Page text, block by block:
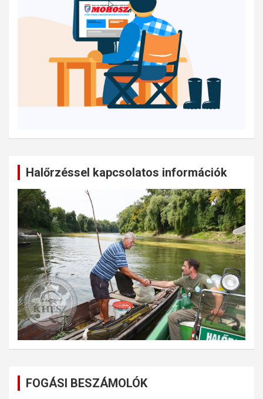
Halőrzéssel kapcsolatos információk
FOGÁSI BESZÁMOLÓK